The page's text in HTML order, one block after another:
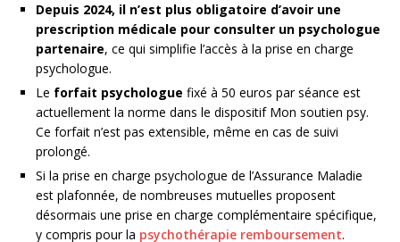
Depuis 2024, il n’est plus obligatoire d’avoir une
prescription médicale pour consulter un psychologue
partenaire, ce qui simplifie l’accès à la prise en charge
psychologue.
Le forfait psychologue fixé à 50 euros par séance est
actuellement la norme dans le dispositif Mon soutien psy.
Ce forfait n’est pas extensible, même en cas de suivi
prolongé.
Si la prise en charge psychologue de l’Assurance Maladie
est plafonnée, de nombreuses mutuelles proposent
désormais une prise en charge complémentaire spécifique,
y compris pour la psychothérapie remboursement.